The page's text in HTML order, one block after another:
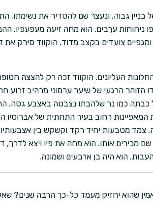
בניין גבוה, ונעצר שם להסדיר את נשימתו.
ניחוחות ערֵבים. הוא מחה זיעה מעפעפיו.
צועדים בקצב מדוד. הוקווד סירק את
העליונים. הוקווד זכה רק להצצה
הזוהר הרגעי של שיער ערמוני מרהיב זרוע
כבתה כמו נר שלהבתו נצבטה באצבע גסה.
רחוב בעיר התחתית של אברוסיו
מטבעות יחיד רקד וקשקש בין
מכירים אותו. הוא מחה את פיו ויצא לדרך,
הוא היה בן ארבעים ושמונה.
שהוא יחזיק מעמד כל-כך הרבה שנים?